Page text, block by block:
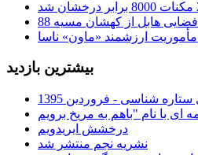
هابل از کهشان مسیه 88
ارزشمند «ماون» ناسا
بیشترین بازدید
شناسی - فروردین 1395
درخشش ایریدویم
نشریه نجم منتشر شد